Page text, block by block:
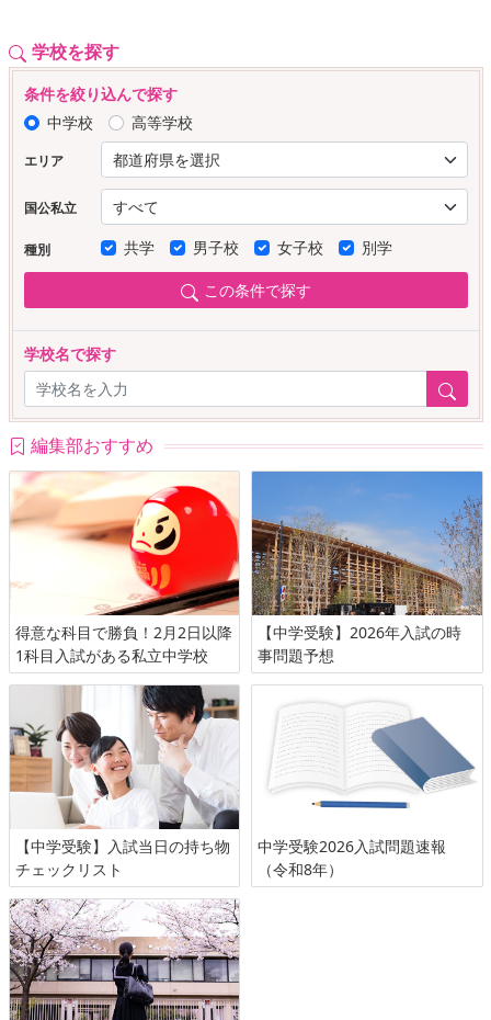
学校を探す
条件を絞り込んで探す
中学校
高等学校
エリア
国公私立
種別 共学 男子校 女子校 別学
この条件で探す
学校名で探す
編集部おすすめ
得意な科目で勝負！2月2日以降
1科目入試がある私立中学校
【中学受験】2026年入試の時
事問題予想
【中学受験】入試当日の持ち物
チェックリスト
中学受験2026入試問題速報
（令和8年）